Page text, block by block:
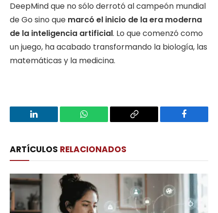
DeepMind que no sólo derrotó al campeón mundial
de Go sino que marcó el inicio de la era moderna
de la inteligencia artificial. Lo que comenzó como
un juego, ha acabado transformando la biología, las
matemáticas y la medicina.
LinkedIn WhatsApp
Copy
Facebook
ARTÍCULOS RELACIONADOS